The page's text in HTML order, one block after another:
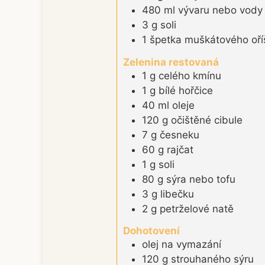
480 ml vývaru nebo vody
3 g soli
1 špetka muškátového
Zelenina restovaná
1 g celého kmínu
1 g bílé hořčice
40 ml oleje
120 g očištěné cibule
7 g česneku
60 g rajčat
1 g soli
80 g sýra nebo tofu
3 g libečku
2 g petrželové natě
Dohotovení
olej na vymazání
120 g strouhaného sýru